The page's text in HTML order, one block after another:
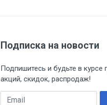
Подписка на новости
Подпишитесь и будьте в курсе
акций, скидок, распродаж!
Email